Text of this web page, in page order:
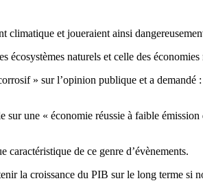
et joueraient ainsi
naturels et celle des économies
» sur l’opinion publique et a demandé
sur une « économie réussie à faible
caractéristique de ce genre d’évènements.
la croissance du PIB sur le long terme